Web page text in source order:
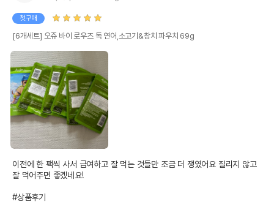
첫구매
[6개세트] 오쥬 바이 로우즈 독 연어,소고기&참치 파우치 69g
이전에 한 팩씩 사서 급여하고 잘 먹는 것들만 조금 더 쟁였어요 질리지 않고
잘 먹어주면 좋겠네요!
#상품후기